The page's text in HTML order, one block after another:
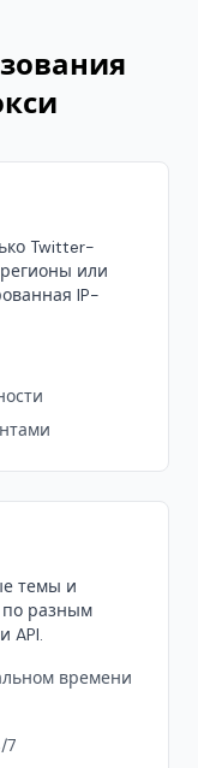
Twitter-
или
IP-
темы и
по разным
API.
времени
7